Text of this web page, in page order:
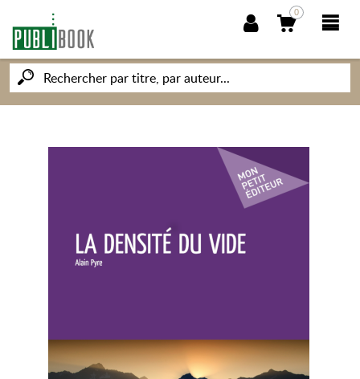
0
NOUVEAUTÉS
PUBLIBOOK
SOCIÉTÉ DES ÉCRIVAINS
CONNAISSANCES ET SAVOIRS